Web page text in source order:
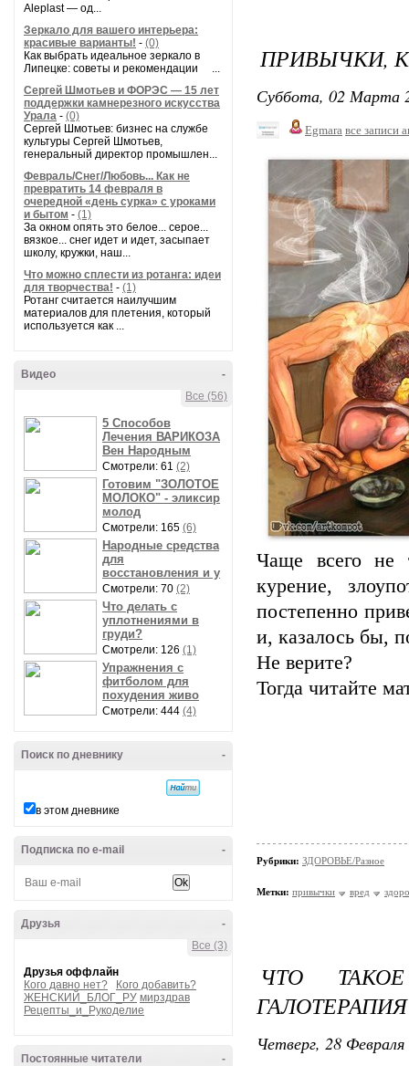
Aleplast — од...
Зеркало для вашего интерьера:
красивые варианты! - (0)
Как выбрать идеальное зеркало в
Липецке: советы и рекомендации ...
Сергей Шмотьев и ФОРЭС — 15 лет
поддержки камнерезного искусства
Урала - (0)
Сергей Шмотьев: бизнес на службе
культуры Сергей Шмотьев,
генеральный директор промышлен...
Февраль/Снег/Любовь... Как не
превратить 14 февраля в
очередной «день сурка» с уроками
и бытом - (1)
За окном опять это белое... серое...
вязкое... снег идет и идет, засыпает
школу, кружки, наш...
Что можно сплести из ротанга: идеи
для творчества! - (1)
Ротанг считается наилучшим
материалов для плетения, который
используется как ...
-
Видео
Все (56)
5 Способов
Лечения ВАРИКОЗА
Вен Народным
Смотрели: 61 (2)
Готовим "ЗОЛОТОЕ
МОЛОКО" - эликсир
молод
Смотрели: 165 (6)
Народные средства
для
восстановления и у
Смотрели: 70 (2)
Что делать с
уплотнениями в
груди?
Смотрели: 126 (1)
Упражнения с
фитболом для
похудения живо
Смотрели: 444 (4)
-
Поиск по дневнику
в этом дневнике
-
Подписка по e-mail
-
Друзья
Все (3)
Друзья оффлайн
Кого давно нет?
Кого добавить?
ЖЕНСКИЙ_БЛОГ_РУ мирздрав
Рецепты_и_Рукоделие
-
Постоянные читатели
ПРИВЫЧКИ,
Суббота, 02 Марта
Egmara все записи
Чаще всего не
курение,
постепенно
и, казалось бы,
Не верите?
Тогда читайте
Рубрики: ЗДОРОВЬЕ/Разное
Метки: привычки вред
ЧТО
Четверг, 28